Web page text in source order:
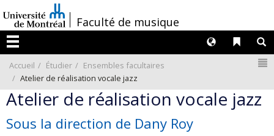
au
contenu
/Faculté de musique
Menu
Liens
Langues
Accueil Étudier
Ensembles facultaires
Atelier de réalisation vocale jazz
Atelier de réalisation vocale jazz
Sous la direction de Dany Roy